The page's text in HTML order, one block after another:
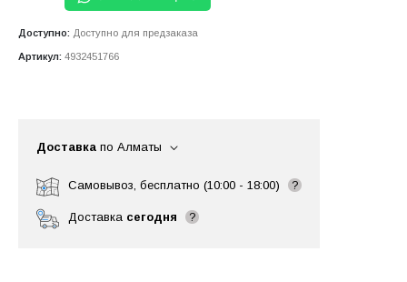
Доступно: Доступно для предзаказа
Артикул: 4932451766
Доставка по Алматы
Самовывоз, бесплатно (10:00 - 18:00) ?
Доставка сегодня ?